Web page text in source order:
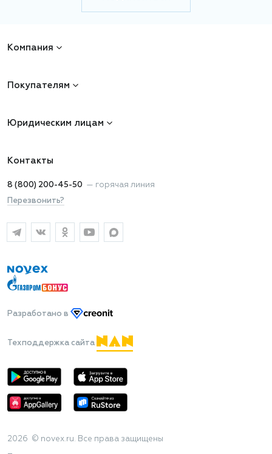
Компания
Покупателям
Юридическим лицам
Контакты
8 (800) 200-45-50 — горячая линия
Перезвонить?
Разработано в
Техподдержка сайта
2026 © novex.ru. Все права защищены